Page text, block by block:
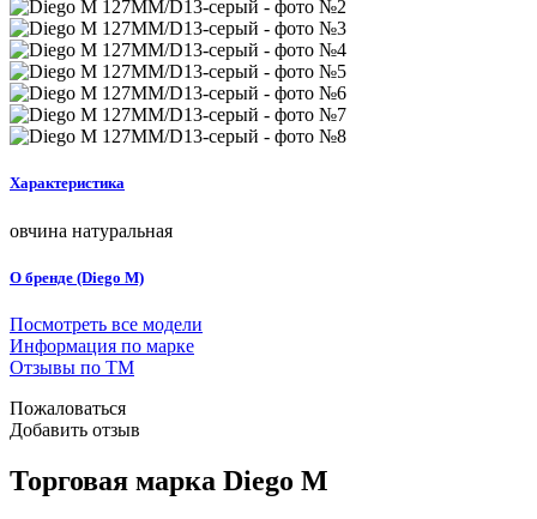
Характеристика
овчина натуральная
О бренде (Diego M)
Посмотреть все модели
Информация по марке
Отзывы по ТМ
Пожаловаться
Добавить отзыв
Торговая марка Diego M